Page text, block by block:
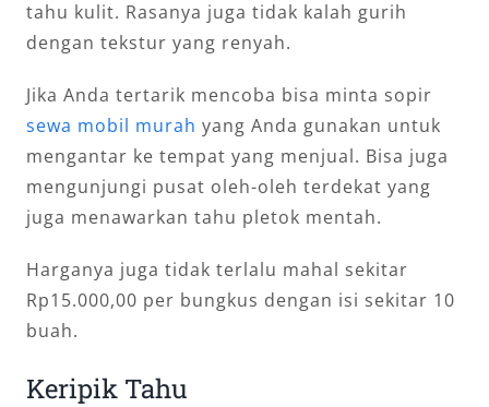
tahu kulit. Rasanya juga tidak kalah gurih
dengan tekstur yang renyah.
Jika Anda tertarik mencoba bisa minta sopir
sewa mobil murah yang Anda gunakan untuk
mengantar ke tempat yang menjual. Bisa juga
mengunjungi pusat oleh-oleh terdekat yang
juga menawarkan tahu pletok mentah.
Harganya juga tidak terlalu mahal sekitar
Rp15.000,00 per bungkus dengan isi sekitar 10
buah.
Keripik Tahu